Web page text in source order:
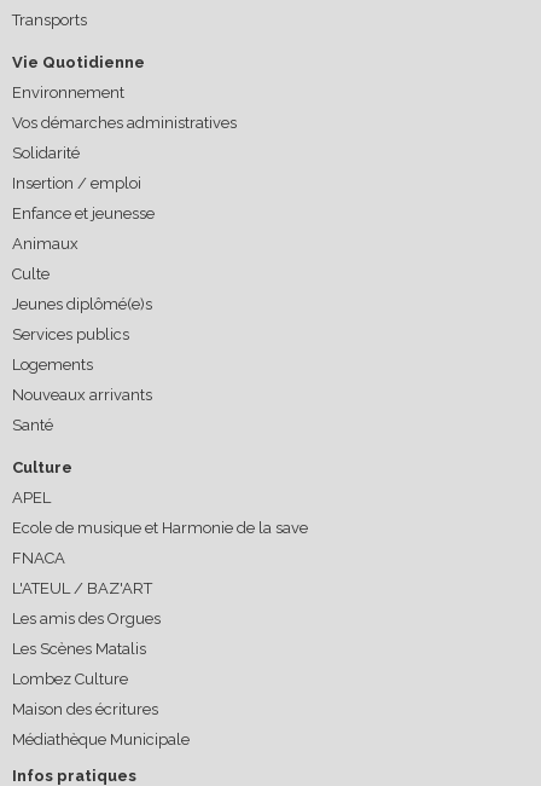
Transports
Vie Quotidienne
Environnement
Vos démarches administratives
Solidarité
Insertion / emploi
Enfance et jeunesse
Animaux
Culte
Jeunes diplômé(e)s
Services publics
Logements
Nouveaux arrivants
Santé
Culture
APEL
Ecole de musique et Harmonie de la save
FNACA
L'ATEUL / BAZ'ART
Les amis des Orgues
Les Scènes Matalis
Lombez Culture
Maison des écritures
Médiathèque Municipale
Infos pratiques